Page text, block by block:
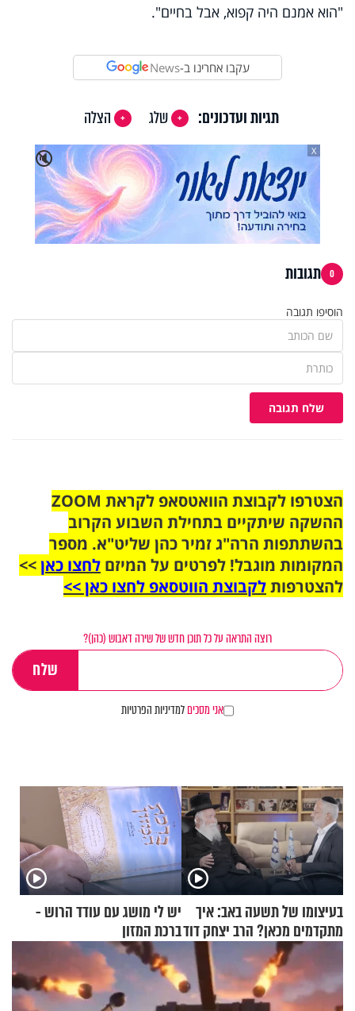
"הוא אמנם היה קפוא, אבל בחיים".
עקבו אחרינו ב-News
תגיות ועדכונים: שלג
הצלה
🔇
X
0 תגובות
הוסיפו תגובה
שלח תגובה
הצטרפו לקבוצת הוואטסאפ לקראת ZOOM
ההשקה שיתקיים בתחילת השבוע הקרוב
בהשתתפות הרה"ג זמיר כהן שליט"א. מספר
המקומות מוגבל! לפרטים על המיזם לחצו כאן>>
להצטרפותלקבוצת הווטסאפ לחצו כאן >>
רוצה התראה על כל תוכן חדש של שירה דאבוש (כהן)?
אני מסכיםלמדיניות הפרטיות
בעיצומו של תשעה באב: איך
מתקדמים מכאן? הרב יצחק דוד
גרוסמן בשיחה מיוחדת
יש לי מושג עם עודד הרוש -
ברכת המזון